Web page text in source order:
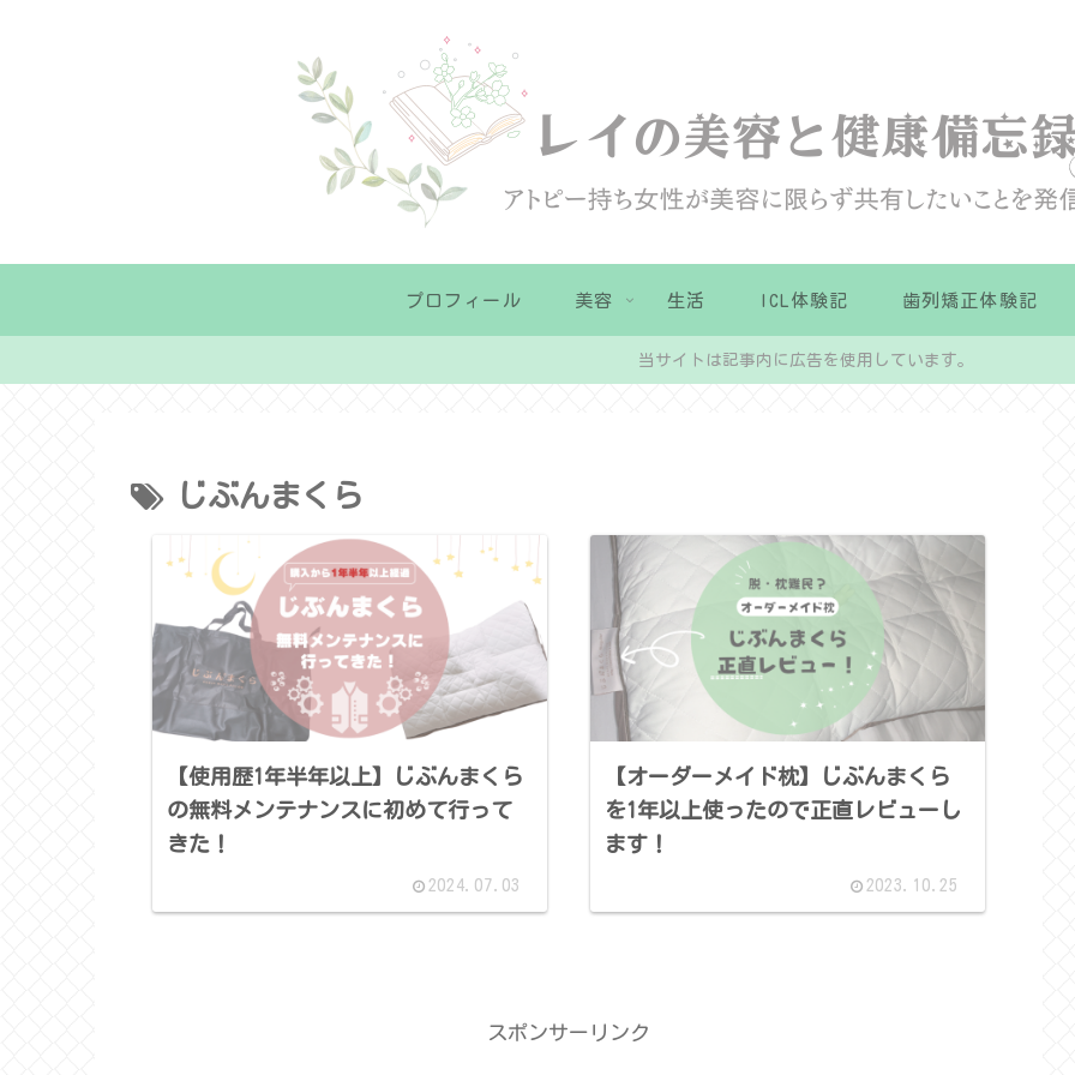
プロフィール 美容 生活 ICL体験記 歯列矯正体験記
当サイトは記事内に広告を使用しています。
じぶんまくら
【使用歴1年半年以上】じぶんまくら
の無料メンテナンスに初めて行って
きた！
2024.07.03
【オーダーメイド枕】じぶんまくら
を1年以上使ったので正直レビューし
ます！
2023.10.25
スポンサーリンク